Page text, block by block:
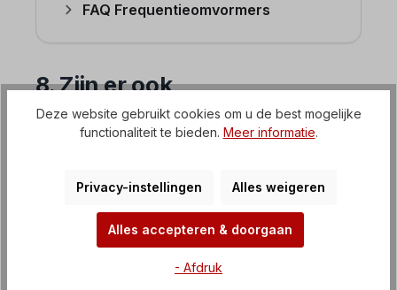
FAQ Frequentieomvormers
8. Zijn er ook
reserveonderdelen
verkrijgbaar voor gietijzeren
Reserveonderdelenvoor
elektromotoren /
remmotoren van grijs gietijzer zijn natuurlijk
verkrijgbaar. Aangezien deze niet volledig in de
online shop staan, moeten ze per e-mail
Deze website gebruikt cookies om u de best mogelijke
functionaliteit te bieden. Meer informatie.
Privacy-instellingen Alles weigeren
Alles accepteren & doorgaan
- Afdruk